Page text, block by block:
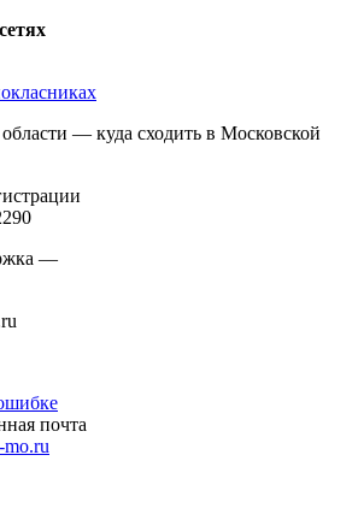
— куда сходить в Московской
—
почта